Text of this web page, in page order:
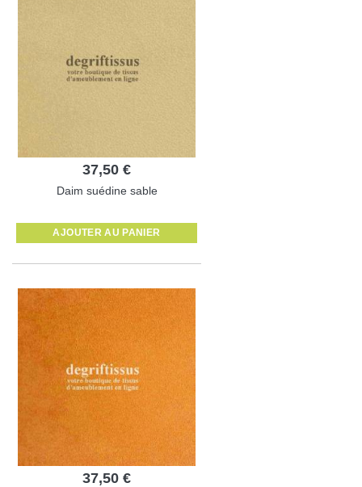
37,50 €
Daim suédine sable
AJOUTER AU PANIER
37,50 €